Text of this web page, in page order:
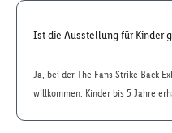
Ist die Ausstellung für Kinder
Ja, bei der The Fans Strike Back
willkommen. Kinder bis 5 Jahre